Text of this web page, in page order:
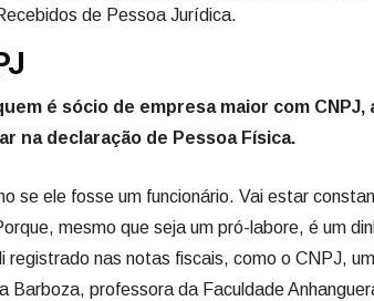
de Pessoa Jurídica.
é sócio de empresa maior com
na declaração de Pessoa Física.
se ele fosse um funcionário. Vai estar
mesmo que seja um pró-labore, é um
registrado nas notas fiscais, como o CNPJ,
Barboza, professora da Faculdade